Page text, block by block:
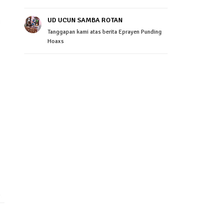
UD UCUN SAMBA ROTAN
Tanggapan kami atas berita Eprayen Punding
Hoaxs